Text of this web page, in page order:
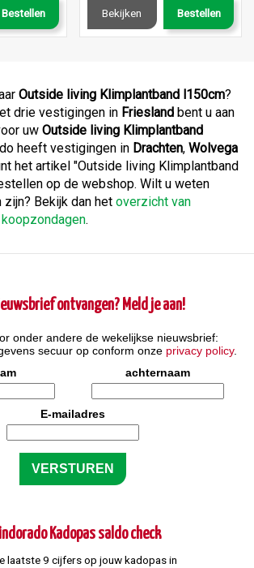
Bestellen Bekijken Bestellen
Outside living Klimplantband l150cm?
drie vestigingen in Friesland bent u aan
uw Outside living Klimplantband
heeft vestigingen in Drachten, Wolvega
het artikel "Outside living Klimplantband
op de webshop. Wilt u weten
Bekijk dan het overzicht van
.
ontvangen? Meld je aan!
onder andere de wekelijkse nieuwsbrief:
secuur op conform onze privacy policy.
achternaam
E-mailadres
Kadopas saldo check
laatste 9 cijfers op jouw kadopas in